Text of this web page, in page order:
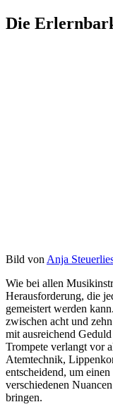
Die
Bild von Anja
Wie bei allen
Herausforderung, die
gemeistert werden
zwischen acht und
mit ausreichend
Trompete verlangt vor
Atemtechnik,
entscheidend, um
verschiedenen
bringen.